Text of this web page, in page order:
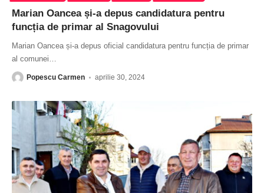
Marian Oancea și-a depus candidatura pentru
funcția de primar al Snagovului
Marian Oancea și-a depus oficial candidatura pentru funcția de primar
al comunei…
Popescu Carmen aprilie 30, 2024